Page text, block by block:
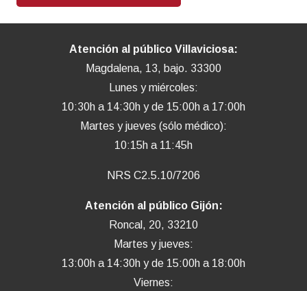
Atención al público Villaviciosa:
Magdalena, 13, bajo. 33300
Lunes y miércoles:
10:30h a 14:30h y de 15:00h a 17:00h
Martes y jueves (sólo médico):
10:15h a 11:45h
NRS C2.5.10/7206
Atención al público Gijón:
Roncal, 20, 33210
Martes y jueves:
13:00h a 14:30h y de 15:00h a 18:00h
Viernes: